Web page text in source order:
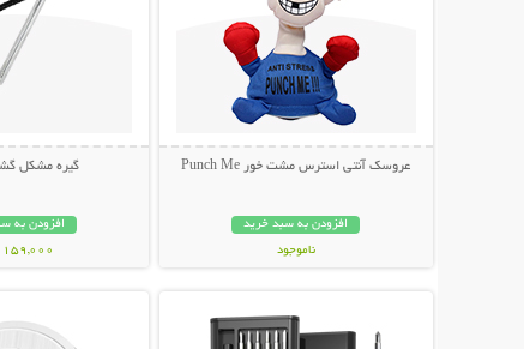
عروسک آنتی استرس مشت خور Punch Me
افزودن به سبد خرید
ناموجود
گیره مشکل
افزودن به
159,000 تومان